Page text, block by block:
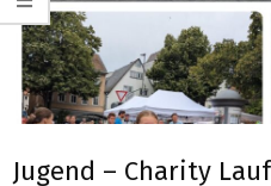
Jugend – Charity